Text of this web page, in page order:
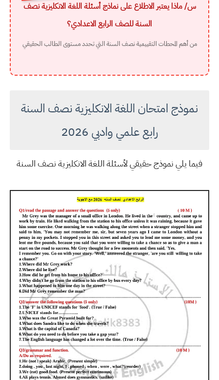
س/ ماذا يعتبر الاطلاع على نماذج أسئلة اللغة الانكليزية نصف
السنة للصف الرابع الاعدادي؟
من أهم المحطات التقييمية نصف السنة التي تحدد مستوى الطالب الحقيقي
نموذج امتحان اللغة الانكليزية نصف السنة
رابع علمي وادبي 2026
فيما يلي نموذج حقيقي لأسئلة اللغة الانكليزية نصف السنة